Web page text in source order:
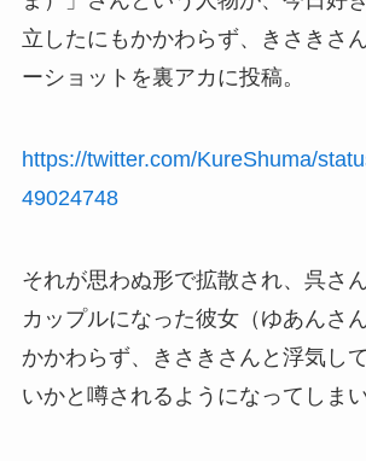
立したにもかかわらず、きさきさ
ーショットを裏アカに投稿。
https://twitter.com/KureShuma/
49024748
それが思わぬ形で拡散され、呉さ
カップルになった彼女（ゆあんさ
かかわらず、きさきさんと浮気し
いかと噂されるようになってしまい